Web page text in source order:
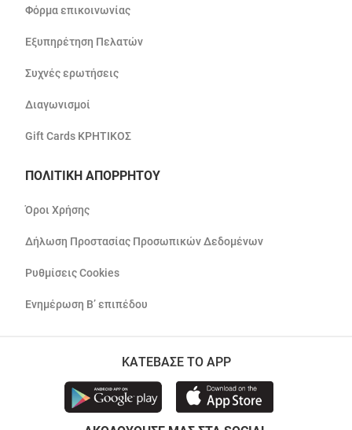
Φόρμα επικοινωνίας
Εξυπηρέτηση Πελατών
Συχνές ερωτήσεις
Διαγωνισμοί
Gift Cards ΚΡΗΤΙΚΟΣ
ΠΟΛΙΤΙΚΗ ΑΠΟΡΡΗΤΟΥ
Όροι Χρήσης
Δήλωση Προστασίας Προσωπικών Δεδομένων
Ρυθμίσεις Cookies
Ενημέρωση Β’ επιπέδου
ΚΑΤΕΒΑΣΕ ΤΟ APP